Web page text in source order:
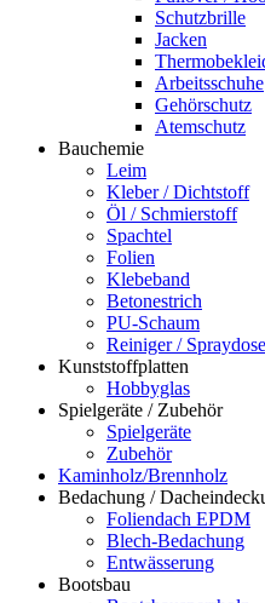
Schutzbrille
Jacken
Arbeitsschuhe
Gehörschutz
Atemschutz
Bauchemie
Leim
Kleber / Dichtstoff
Öl / Schmierstoff
Spachtel
Folien
Klebeband
Betonestrich
PU-Schaum
Reiniger /
Kunststoffplatten
Hobbyglas
Spielgeräte / Zubehör
Spielgeräte
Zubehör
Kaminholz/Brennholz
Bedachung /
Foliendach EPDM
Blech-Bedachung
Entwässerung
Bootsbau